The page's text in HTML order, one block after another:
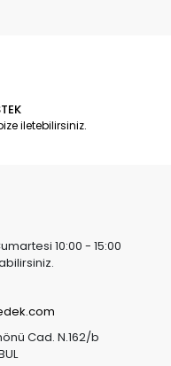
iletebilirsiniz.
10:00 - 15:00
Cad. N.162/b